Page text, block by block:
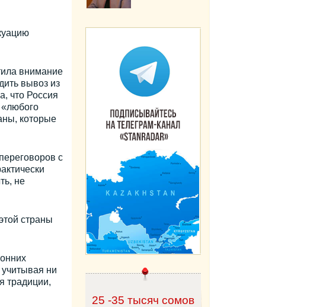
внимание
вывоз из
что Россия
«любого
которые
с
не
страны
ни
традиции,
25 -35 тысяч сомов